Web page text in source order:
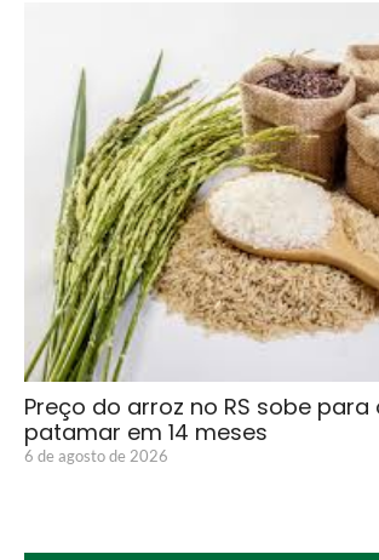
Preço do arroz no RS sobe para
patamar em 14 meses
6 de agosto de 2026